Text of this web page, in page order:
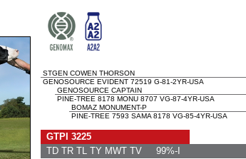
STGEN COWEN THORSON
GENOSOURCE EVIDENT 72519 G-81-2YR-USA
GENOSOURCE CAPTAIN
PINE-TREE 8178 MONU 8707 VG-87-4YR-USA
BOMAZ MONUMENT-P
PINE-TREE 7593 SAMA 8178 VG-85-4YR-USA
GTPI 3225
TD TR TL TY MWT TV 99%-I